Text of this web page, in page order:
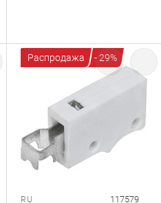
Распродажа - 29%
RU 117579